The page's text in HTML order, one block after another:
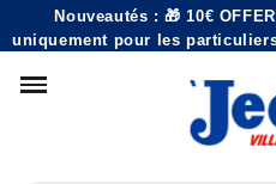
Nouveautés : 🎁 10€
uniquement pour les